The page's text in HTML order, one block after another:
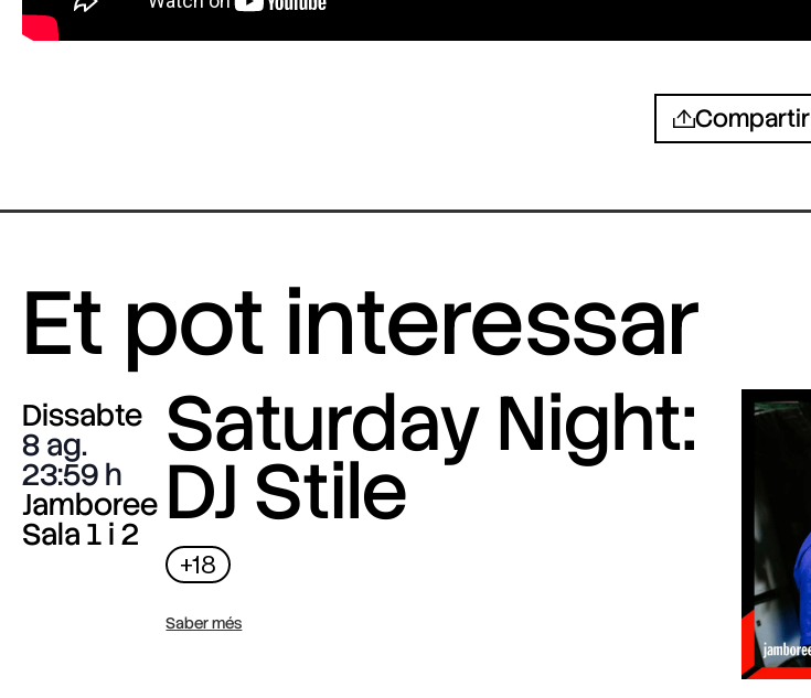
Compartir
Et pot interessar
Dissabte
8 ag.
23:59
Jamboree
Sala 1 i 2
Saturday Night:
DJ Stile
+18
Saber més